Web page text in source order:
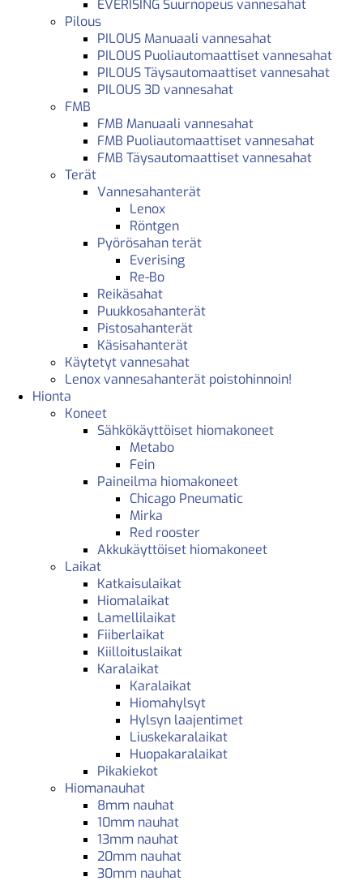
EVERISING Suurnopeus vannesahat
Pilous
PILOUS Manuaali vannesahat
PILOUS Puoliautomaattiset vannesahat
PILOUS Täysautomaattiset vannesahat
PILOUS 3D vannesahat
FMB
FMB Manuaali vannesahat
FMB Puoliautomaattiset vannesahat
FMB Täysautomaattiset vannesahat
Terät
Vannesahanterät
Lenox
Röntgen
Pyörösahan terät
Everising
Re-Bo
Reikäsahat
Puukkosahanterät
Pistosahanterät
Käsisahanterät
Käytetyt vannesahat
Lenox vannesahanterät poistohinnoin!
Hionta
Koneet
Sähkökäyttöiset hiomakoneet
Metabo
Fein
Paineilma hiomakoneet
Chicago Pneumatic
Mirka
Red rooster
Akkukäyttöiset hiomakoneet
Laikat
Katkaisulaikat
Hiomalaikat
Lamellilaikat
Fiiberlaikat
Kiilloituslaikat
Karalaikat
Karalaikat
Hiomahylsyt
Hylsyn laajentimet
Liuskekaralaikat
Huopakaralaikat
Pikakiekot
Hiomanauhat
8mm nauhat
10mm nauhat
13mm nauhat
20mm nauhat
30mm nauhat